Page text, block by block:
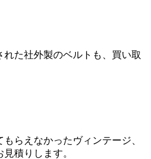
れた社外製のベルトも、買い取
らえなかったヴィンテージ、
積りします。